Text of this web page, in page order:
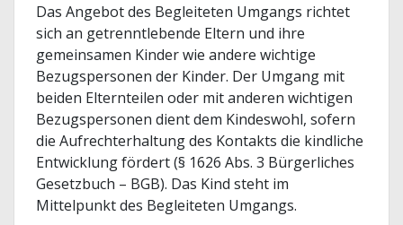
Das Angebot des Begleiteten Umgangs richtet
sich an getrenntlebende Eltern und ihre
gemeinsamen Kinder wie andere wichtige
Bezugspersonen der Kinder. Der Umgang mit
beiden Elternteilen oder mit anderen wichtigen
Bezugspersonen dient dem Kindeswohl, sofern
die Aufrechterhaltung des Kontakts die kindliche
Entwicklung fördert (§ 1626 Abs. 3 Bürgerliches
Gesetzbuch – BGB). Das Kind steht im
Mittelpunkt des Begleiteten Umgangs.